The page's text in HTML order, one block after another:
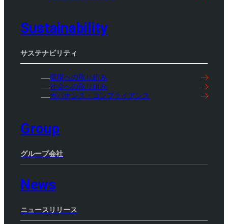
Sustainability
サステナビリティ
環境への取り組み
社会への取り組み
ガバナンス・コンプライアンス
Group
グループ会社
News
ニュースリリース